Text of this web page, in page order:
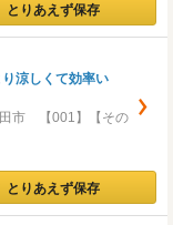
とりあえず保存
涼しくて効率い
市 【001】【その
とりあえず保存